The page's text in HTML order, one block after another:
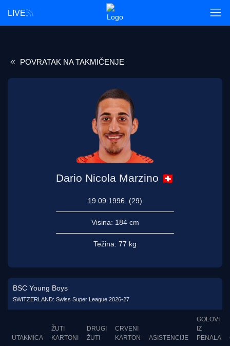
LIVE
POVRATAK NA TAKMIČENJE
Dario Nicola Marzino
19.09.1996. (29)
Visina: 184 cm
Težina: 77 kg
BSC Young Boys
SWITZERLAND: Swiss Super League 2026-27
UTAKMICA
ŽUTI
KARTONI
DRUGI
ŽUTI
CRVENI
KARTON
ASISTENCIJE
GOLOVI
IZ
PENALA